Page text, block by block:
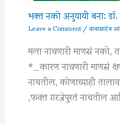
भक्त नको अनुयायी बना:
Leave a Comment/बाबासाहेब
मला नाचणारी माणसं नको,
*_कारण नाचणारी माणसं
नाचतील, कोणाच्याही
,फक्त गरजेपुरतं नाचतील